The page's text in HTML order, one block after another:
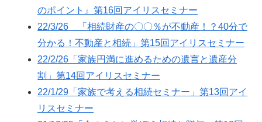
のポイント』第16回アイリスセミナー
22/3/26 「相続財産の〇〇％が不動産！？40分で
分かる！不動産と相続」第15回アイリスセミナー
22/2/26「家族円満に進めるための遺言と遺産分
割」第14回アイリスセミナー
22/1/29「家族で考える相続セミナー」第13回アイ
リスセミナー